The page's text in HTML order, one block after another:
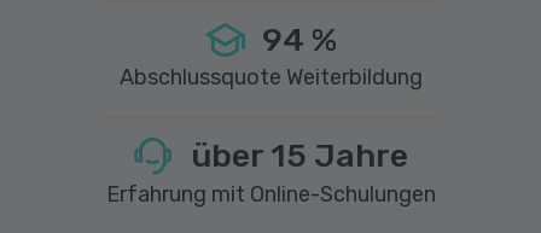
94 %
Abschlussquote Weiterbildung
über 15 Jahre
Erfahrung mit Online-Schulungen